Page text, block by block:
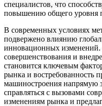
специалистов, что
повышению общего уровня
В современных условиях
подвержено влиянию
инновационных изменений.
совершенствования и
становится ключевым
рынка и востребованность
машиностроения напрямую
справляться с вызовами
изменениям рынка и